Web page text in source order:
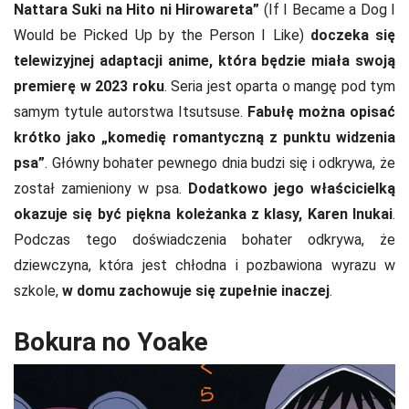
Nattara Suki na Hito ni Hirowareta” (If I Became a Dog I
Would be Picked Up by the Person I Like) doczeka się
telewizyjnej adaptacji anime, która będzie miała swoją
premierę w 2023 roku. Seria jest oparta o mangę pod tym
samym tytule autorstwa Itsutsuse. Fabułę można opisać
krótko jako „komedię romantyczną z punktu widzenia
psa”. Główny bohater pewnego dnia budzi się i odkrywa, że
został zamieniony w psa. Dodatkowo jego właścicielką
okazuje się być piękna koleżanka z klasy, Karen Inukai.
Podczas tego doświadczenia bohater odkrywa, że
dziewczyna, która jest chłodna i pozbawiona wyrazu w
szkole, w domu zachowuje się zupełnie inaczej.
Bokura no Yoake